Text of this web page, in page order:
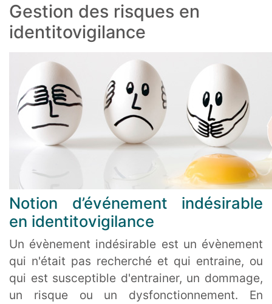
Gestion des risques en
identitovigilance
Notion d’événement indésirable
en identitovigilance
Un évènement indésirable est un évènement
qui n'était pas recherché et qui entraine, ou
qui est susceptible d'entrainer, un dommage,
un risque ou un dysfonctionnement. En